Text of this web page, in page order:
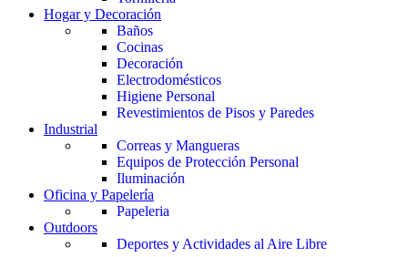
Hogar y Decoración
Baños
Cocinas
Decoración
Electrodomésticos
Higiene Personal
Revestimientos de Pisos y Paredes
Industrial
Correas y Mangueras
Equipos de Protección Personal
Iluminación
Oficina y Papelería
Papeleria
Outdoors
Deportes y Actividades al Aire Libre